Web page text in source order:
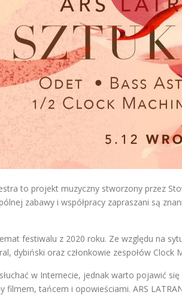
to projekt muzyczny stworzony przez
zabawy i współpracy zapraszani są
festiwalu z 2020 roku. Ze względu na
dybiński oraz członkowie zespołów Clock
w Internecie, jednak warto pojawić
filmem, tańcem i opowieściami. ARS